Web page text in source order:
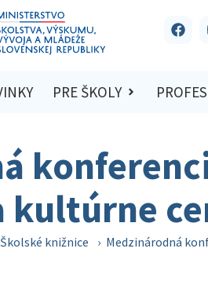
PRE ŠKOLY
kultúrne
Školské knižnice › Medzinárodná